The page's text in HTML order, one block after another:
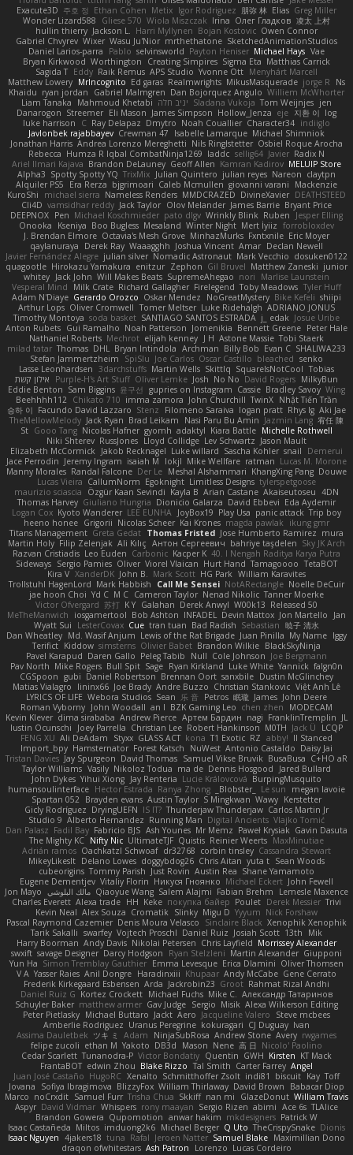
Exacute3D 주호 정 Ethan Cohen Metix Igor Rodriguez 朋弥 林 Elias Greg Miller
Wonder Lizard588
Gliese 570 Wiola Miszczak Irina Олег Гладков 凌太 上村
hullin thierry Jackson L. Harri Myllynen Bojan Kostovic Owen Connor
Gabriel Chvyrev Wixer Wasu Ju'Nior mrthethatone SketchedAnimationStudios
Daniel Larios-parra
Pablo selvinsworld Payton Heniser Michael Hays Vae
Bryan Kirkwood Worthington Creating Simpires Sigma Eta Matthias Carrick
Sagida T Eddy Raik Remus APS Studio Yvonne Ott Menyhárt Marcell
Matthew Lowery MrIncognito Ed garas Realmwrights MikusMasquerade jorge R
Ns
Khaidu ryan jordan Gabriel Malmgren Dan Bojorquez Angulo Williem McWhorter
Liam Tanaka
Mahmoud Khetabi יניב חלה Sladana Vukoja Tom Weijnjes jen
Danarogon Streemer Eli Mason James Simpson Hollow_Jenza eje 지환 이 log
luke harrison
C Ray Delapaz Dmytro Noah Couallier Character34 indiiglo
Javlonbek rajabbayev Crewman 47 Isabelle Lamarque Michael Shimniok
Jonathan Harris Andrea Lorenzo Mereghetti Nils Ringlstetter Osbiel Roque Arocha
Rebecca Humza R Iqbal CombatNinja1269 laddc sellig64 Javier Radix N
Ariel Ilmari Kajava Brandon DeLauney Geoff Allen Kamran Kadirov MELUIP Store
Alpha3 Spotty Spotty YQ TrixMix Julian Quintero julian reyes Nareon claytpn
Alquiler PS5
Era Rerza bjgrimoari Caleb Mcmullen giovanni varani
Mackenzie
KuroShi
michael sierra Nameless Renders MMDCRAZED DivineXavier DEATHSTEED
Cli4D vamsidhar reddy Jack Taylor Olov Melander James Barrie Bryant Price
DEEPNOX Pen Michael Koschmieder pato dlgv Wrinkly Blink Ruben
Jesper Elling
Onooka
Kseniya Boo Bugless Mesaland Winter Night Mert İyiiz forrobloxdev
J. Brendan Elmore Octavia's Mesh Grove MinhazMurks Fxntxnile Eric Moyer
qaylanuraya
Derek Ray Waaagghh Joshua Vincent Amar Declan Newell
Javier Fernández Alegre julian silver Nomadic Astronaut Mark Vecchio dosuken0122
quagootle Hirokazu Yamakura enitzur Zephon Gil Bruvel Matthew Zaneski junior
whitey Jack John Will Makes Beats SupremeAhegao nori
Marlise Launstein
Vesperal Mind
Milk Crate Richard Gallagher Firelegend Toby Meadows Tyler Huff
Adam N'Diaye Gerardo Orozco Oskar Mendez NoGreatMystery Bike Kefeli shiipi
Arthur Lops Oliver Cromwell Tomer Meltser Luke Ridehalgh ADRIANO JONUS
Timothy Montoya soda basket SANTIAGO SANTOS ESTRADA j_ edak Josue Uribe
Anton Rubets Gui Ramalho Noah Patterson Jomenikia Bennett Greene Peter Hale
Nathaniel Roberts Mechrot elijah kenney J H Astone Massie Tobi Staerk
milad tatar Thomas DHL Bryan Intindola Archman Billy Bob Evan C SHALIWA233
Stefan Jammertzheim
SpiSlu Joe Carlos Oscar Castillo bleached senko
Lasse Leonhardsen 3darchstuffs Martin Wells Skittlq SquareIsNotCool Tobias
אילון קשת
Purple-H's Art Stuff Oliver Lemke Josh No No David Rogers MilkyBun
Eddie Benton Sam Biggins 윤구선 gupries on Instagram Cassie Bradley Savoy Wing
Beehhhh112 Chikato 710 imma zamora John Churchill TwinX Nhật Tiến Trần
승하 이 Facundo David Lazzaro Stenz Filomeno Saraiva logan pratt Rhys lg Aki Jae
TheMellowMelody Jack Ryan Brad Leikam Nasi Paru Bu Amin Jazmin Lang 宥任 陳
St Gooo Tang Nicolas Hafner gyomh adaktyl Kiara Battle Michelle Rothwell
Niki Shterev RussJones Lloyd Collidge Lev Schwartz Jason Mault
Elizabeth McCormick Jakob Recknagel Luke willard Sascha Kohler snail
Demerui
Jace Perrodin Jeremy Ingram isaiah M lokjl Mike Wellfare ratman Lucas M. Morone
Manny Morales Randal Falcone Der Le Meshal Alshammari KhangXing Pang Douwe
Lucas Vieira CallumNorm Egoknight Limitless Designs tylerspetgoose
maurizio sciascia
Özgür Kaan Sevindi Kayla B Arian Castane Akaiseutoseu 4DN
Thomas Harvey Giuliano Hungria Dionicio Galarza David Ebbevi Eda Aydemir
Logan Cox Kyoto Wanderer LEE EUNHA JoyBox19 Play Usa panic attack Trip boy
heeno honee Grigorii Nicolas Scheer Kai Krones magda pawlak
ikung gmr
Titans Management Greta Gedat Thomas Fristed Jose Humberto Ramirez mura
Martin Holy Filip Zelenjak Ali Kılıç Антон Сергеевич bahriye taşdelen Sky JK Arch
Razvan Cristiadis Leo Euden Carbonic Kacper K 40. I Nengah Raditya Karya Putra
Sideways Sergio Pamies Oliver Viorel Vlaican Hurt Hand Tamagoooo TetaBOT
Kira V XanderDK John B. Mark Scott HG Park William Karavites
Trollstuhl HagenLord Mark Habbish Call Me Sensei NotARectangle Noelle DeCuir
jae hoon Choi Yd C M C Cameron Taylor Nenad Nikolic Tanner Moerke
Victor Ofvergard 苏打 K Y Galahan Derek Anwyl W00k13 Released 50
MeTheManwich
iosgamertool Bob Ashton INFADEL Devin Mattox Jon Martello
Jan
Wyatt Sui
LesterCovax Cue tran tuan Bad Radish Sebastian 暁子 清水
Dan Wheatley Md. Wasif Anjum Lewis of the Rat Brigade Juan Pinilla My Name Iggy
Terifict Kiddow simsterns Olivier Babet Brandon Wilkie BlackSkyNinja
Pavel Karapud Daren Gallo Peleg Tabib Null Cole Johnson Joe Bergmann
Pav North Mike Rogers Bull Spit Sage Ryan Kirkland Luke White Yannick falgn0n
CGSpoon gubi Daniel Robertson Brennan Oort sanxbile Dustin McGlinchey
Matias Vialagro
lininx66 Joe Brady Andre Buzzo Christian Stankovic Việt Anh Lê
LYRICS OF LIFE Webora Studios Sean 乐 音 Petros 眠瓏 James John Deere
Roman Vyborny John Woodall an l BZK Gaming Leo chen zhen
MODECAM
Kevin Klever dima sirababa Andrew Pierce Артем Бардин nagi FranklinTremplin JL
Iustin Ocunschi
Joey Parrella Christian Lee Robert Hankinson M0TH Jack Ü
LCQP
FENG XU Ali DeAdam Styxx GLASS ACT kona T1 Exotic RZ abby! ll Stanced
Import_bpy Hamsternator Forest Katsch NuWest Antonio Castaldo Daisy Jai
Tristan Davies Jay Spurgeon David Thomas Samuel Vikse Bruvik BusaBusa C+HO aR
Taylor Williams Vasily Nikoloz Todua ma de Dennis Hosgood
Jared Bullard
John Dykes Yihui Xiong Jay Renteria Lucie Královcová BurpingMusquito
humansoulinterface Hector Estrada Ranya Zhong _Blobster_ Le sun
megan lavoie
Spartan 052 Brayden evans Austin Taylor S Mingkwan Wawy Kerstetter
Gicly Rodríguez DryingUEFN IS IT? Thunderjaw Thunderjaw Carlos Martin Jr
Studio 9 Alberto Hernandez Running Man Digital Ancients Vlajko Tomić
Dan Palasz Fadil Bay Fabricio BJS Ash Younes Mr Memz Paweł Krysiak Gavin Dasuta
The Mighty KC Nifty Nic UltimateTJF Quistis Reinier Weerts MaxMinutiae
Adrián ramos Oachkatzl Schwoaf dr32768 corbin tinsley Cassandra Stewart
MikeyLikesIt Delano Lowes doggybdog26 Chris Aitan yuta t Sean Woods
cubeorigins Tommy Parish Just Rovin Austin Rea Shane Yamamoto
Eugene Dementjev Vitaliy Florin Никуся Гноянко Michael Eckert John Fewell
Jon Mayo مالك البلوشي Qiaoyue Wang Salem Alajmi Fabian Brehm
Lemesle Maxence
Charles Everett Alexa trade HH Keke покупка байер Poulet Derek Messier Trivi
Kevin Neal Alex Souza Cromatik Slinky Migu D Yyyum Nick Forshaw
Pascal Raymond Cazemier Denis Moura Velasco Sinclaire Black Xenophik Xenophik
Tarik Sakalli swarfey Vojtech Proschl Daniel Ruiz Josiah Scott 13th
Mik
Harry Boorman Andy Davis Nikolai Petersen Chris Layfield Morrissey Alexander
swxift savage Designer Darcy Hodgson Ryan Stelzleni Martin Alexander Giupponi
Yun Ha Simon Tremblay Gauthier Emma Levesque Erica Dlamini Oliver Thomsen
V A Yasser Raies Anil Dongre Haradinxiii Khupaar Andy McCabe Gene Cerrato
Frederik Kirkegaard Esbensen Arda Jackrobin23 Groot Rahmat Rizal Andhi
Daniel Ruiz G Kortez Crockett Michael Fuchs Mike C. Александр Татаринов
Schuyler Baker matthew armer Gav Judge Sergio Misik Alexa Wilkerson Editing
Peter Pietlasky Michael Buttaro Jackt Aero Jacqueline Valero
Steve mcbees
Amberlie Rodriguez Uranus Peregrine kokuragari CJ Duguay Ivan
Assima Dauletbek ツキ ミ Adam NinjaSubRosa Andrew Stone Avery rwgames
felipe zucoli ethan M Yakoto DB3d Mason Nene 高 日 Nicolo' Paolino
Cedar Scarlett Tunanodra-P Victor Bondatiy Quentin GWH Kirsten KT Mack
FrantaBOT edwin Zhou Blake Rizzo Tal Smith Carter Farrey Angel
Juan José Castaño HugoRC Xenalto Schmitthoffer Zsolt indi81 biscuit Kay Toff
Jovana
Sofiya Ibragimova BlizzyFox William Thirlaway David Brown
Babacar Diop
Marco noCrxdit Samuel Furr Trisha Chua Skkiff nan mi GlazeDonut William Travis
Aspyr David Vidmar Whispers rony maayan Sergio Rizen abimi Ace 6s TLAlice
Brandon Gowera Qupomotion anwar hakim mkdesigners Patrick W
Isaac Castañeda Miltos imduong2k6 Michael Berger Q Uto TheCrispySnake Dionis
Isaac Nguyen 4jakers18 tuna Rafal Jeroen Natter Samuel Blake Maximillian Dono
draqon ofwhitestars Ash Patron Lorenzo Lucas Cordeiro